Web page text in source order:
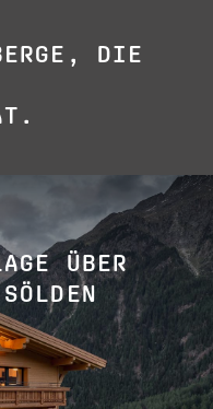
DIE
ÜBER